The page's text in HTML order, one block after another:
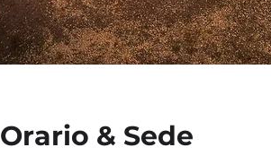
Orario & Sede